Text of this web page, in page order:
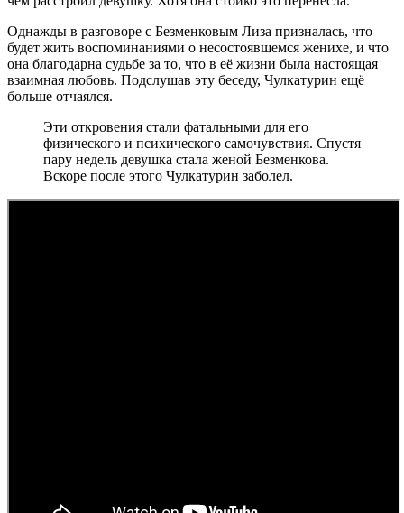
Однажды в разговоре с Безменковым Лиза призналась, что
будет жить воспоминаниями о несостоявшемся женихе, и что
она благодарна судьбе за то, что в её жизни была настоящая
взаимная любовь. Подслушав эту беседу, Чулкатурин ещё
больше отчаялся.
Эти откровения стали фатальными для его
физического и психического самочувствия. Спустя
пару недель девушка стала женой Безменкова.
Вскоре после этого Чулкатурин заболел.